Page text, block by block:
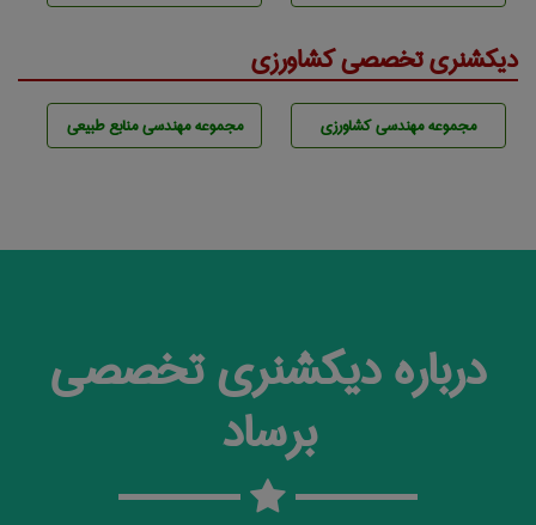
دیکشنری تخصصی کشاورزی
مجموعه مهندسی كشاورزی مجموعه مهندسی منابع طبيعی
درباره دیکشنری تخصصی
برساد